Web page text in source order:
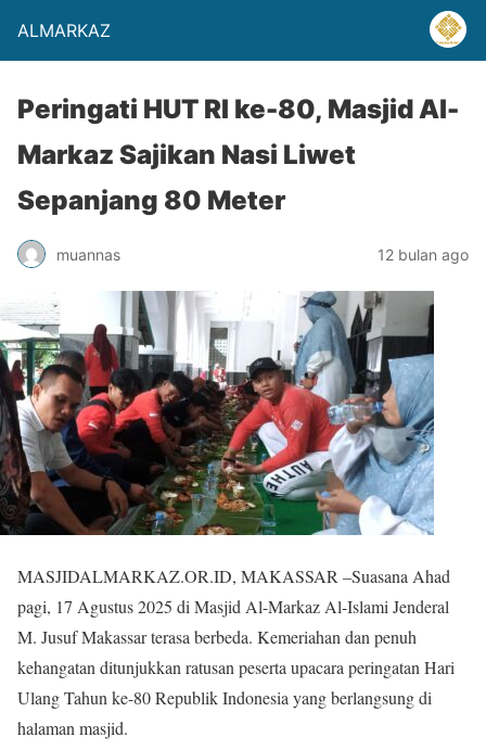
ALMARKAZ
Peringati HUT RI ke-80, Masjid Al-
Markaz Sajikan Nasi Liwet
Sepanjang 80 Meter
muannas 12 bulan ago
MASJIDALMARKAZ.OR.ID, MAKASSAR –Suasana Ahad
pagi, 17 Agustus 2025 di Masjid Al-Markaz Al-Islami Jenderal
M. Jusuf Makassar terasa berbeda. Kemeriahan dan penuh
kehangatan ditunjukkan ratusan peserta upacara peringatan Hari
Ulang Tahun ke-80 Republik Indonesia yang berlangsung di
halaman masjid.